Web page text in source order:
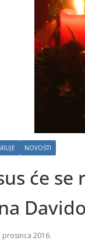
NOVOSTI
će
prosinca 2016.